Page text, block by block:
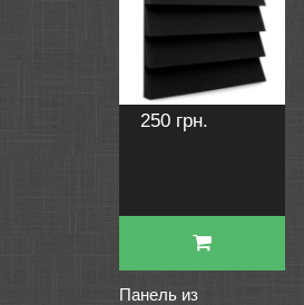
250 грн.
Панель из